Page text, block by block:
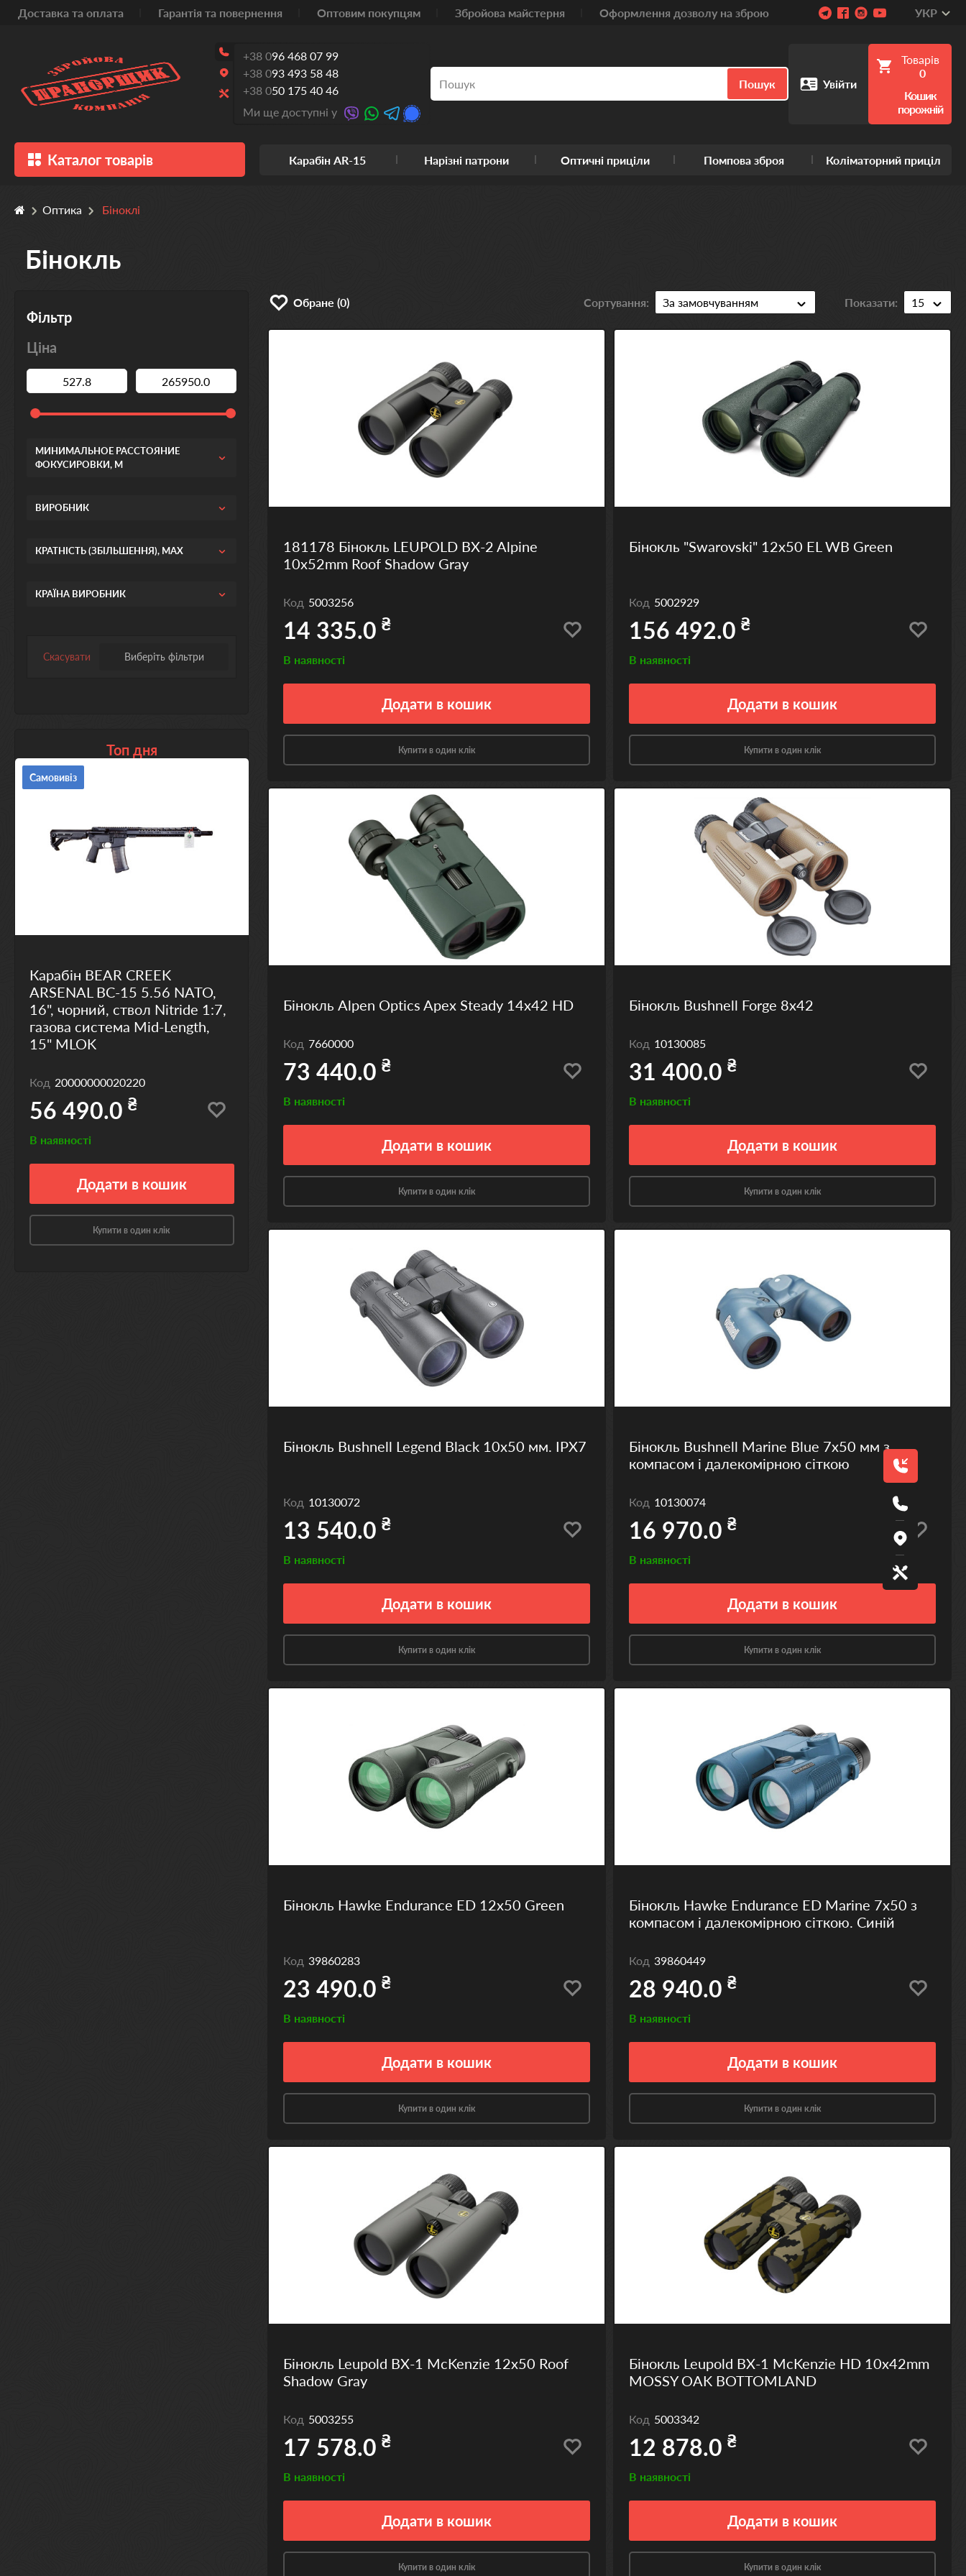
Доставка та оплата Гарантія та повернення Оптовим покупцям Збройова майстерня Оформлення дозволу на зброю УКР
+38 096 468 07 99
+38 093 493 58 48
+38 050 175 40 46
Ми ще доступні у
Пошук Увійти
Товарів
0
Кошик
порожній
Каталог товарів Карабін AR-15 Нарізні патрони Оптичні приціли Помпова зброя Коліматорний приціл
Оптика Біноклі
Бінокль
Фільтр
Ціна
МИНИМАЛЬНОЕ РАССТОЯНИЕ
ФОКУСИРОВКИ, М
ВИРОБНИК
КРАТНІСТЬ (ЗБІЛЬШЕННЯ), MAX
КРАЇНА ВИРОБНИК
Скасувати Виберіть фільтри
Топ дня
Самовивіз
Карабін BEAR CREEK
ARSENAL BC-15 5.56 NATO,
16", чорний, ствол Nitride 1:7,
газова система Mid-Length,
15" MLOK
Код 20000000020220
56 490.0 ₴
В наявності
Додати в кошик
Купити в один клік
Обране (0) Сортування: Показати:
181178 Бінокль LEUPOLD BX-2 Alpine
10x52mm Roof Shadow Gray
Код 5003256
14 335.0 ₴
В наявності
Додати в кошик
Купити в один клік
Бінокль "Swarovski" 12x50 EL WB Green
Код 5002929
156 492.0 ₴
В наявності
Додати в кошик
Купити в один клік
Бінокль Alpen Optics Apex Steady 14x42 HD
Код 7660000
73 440.0 ₴
В наявності
Додати в кошик
Купити в один клік
Бінокль Bushnell Forge 8x42
Код 10130085
31 400.0 ₴
В наявності
Додати в кошик
Купити в один клік
Бінокль Bushnell Legend Black 10x50 мм. IPX7
Код 10130072
13 540.0 ₴
В наявності
Додати в кошик
Купити в один клік
Бінокль Bushnell Marine Blue 7x50 мм з
компасом і далекомірною сіткою
Код 10130074
16 970.0 ₴
В наявності
Додати в кошик
Купити в один клік
Бінокль Hawke Endurance ED 12х50 Green
Код 39860283
23 490.0 ₴
В наявності
Додати в кошик
Купити в один клік
Бінокль Hawke Endurance ED Marine 7х50 з
компасом і далекомірною сіткою. Синій
Код 39860449
28 940.0 ₴
В наявності
Додати в кошик
Купити в один клік
Бінокль Leupold BX-1 McKenzie 12x50 Roof
Shadow Gray
Код 5003255
17 578.0 ₴
В наявності
Додати в кошик
Купити в один клік
Бінокль Leupold BX-1 McKenzie HD 10x42mm
MOSSY OAK BOTTOMLAND
Код 5003342
12 878.0 ₴
В наявності
Додати в кошик
Купити в один клік